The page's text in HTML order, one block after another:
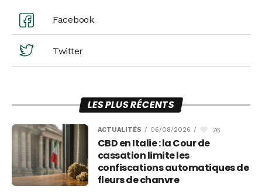
Facebook
Twitter
LES PLUS RÉCENTS
ACTUALITÉS / 06/08/2026 / 76
CBD en Italie : la Cour de
cassation limite les
confiscations automatiques de
fleurs de chanvre